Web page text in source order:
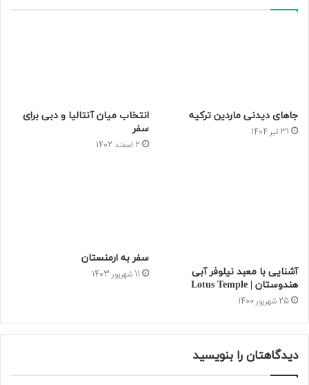
جاهای دیدنی ماردین ترکیه
31 تیر 1404
انتخاب میان آنتالیا و دبی برای
سفر
2 اسفند 1402
آشنایی با معبد نیلوفر آبی
هندوستان | Lotus Temple
25 شهریور 1400
سفر به ارمنستان
11 شهریور 1403
دیدگاهتان را بنویسید